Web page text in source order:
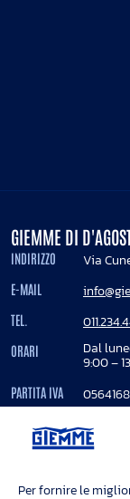
Per fornire le
GIEMME DI
INDIRIZZO Via
E-MAIL
TEL.
ORARI Dal
9:00 –
PARTITA IVA
724850
Registro imprese
Cap. Soc. Euro